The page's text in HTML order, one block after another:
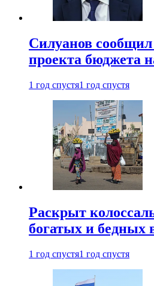
Силуанов сообщил
проекта бюджета
1 год спустя1 год спустя
Раскрыт
богатых и бедных
1 год спустя1 год спустя